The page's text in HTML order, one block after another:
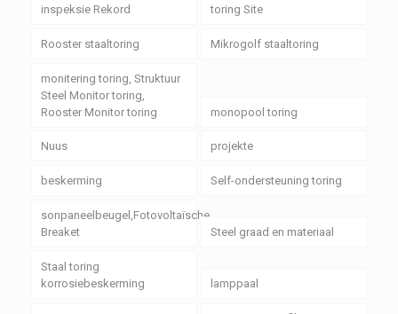
inspeksie Rekord
toring Site
Rooster staaltoring Mikrogolf staaltoring
monitering toring, Struktuur
Steel Monitor toring,
Rooster Monitor toring
monopool toring
Nuus projekte
beskerming Self-ondersteuning toring
sonpaneelbeugel,Fotovoltaïsche
Breaket
Steel graad en materiaal
Staal toring
korrosiebeskerming
lamppaal